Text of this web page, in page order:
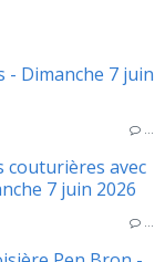
- Dimanche 7 juin
…
couturières avec
7 juin 2026
…